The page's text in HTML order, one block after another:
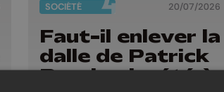
SOCIÉTÉ 20/07/2026
Faut-il enlever la
dalle de Patrick
Bruel qui a été à